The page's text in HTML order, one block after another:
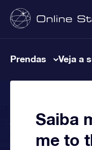
Prendas Veja a
Saiba
me to